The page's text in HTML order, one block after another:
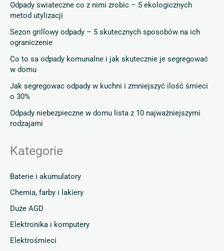
Odpady swiateczne co z nimi zrobic – 5 ekologicznych
metod utylizacji
Sezon grillowy odpady – 5 skutecznych sposobów na ich
ograniczenie
Co to sa odpady komunalne i jak skutecznie je segregować
w domu
Jak segregowac odpady w kuchni i zmniejszyć ilość śmieci
o 30%
Odpady niebezpieczne w domu lista z 10 najważniejszymi
rodzajami
Kategorie
Baterie i akumulatory
Chemia, farby i lakiery
Duże AGD
Elektronika i komputery
Elektrośmieci